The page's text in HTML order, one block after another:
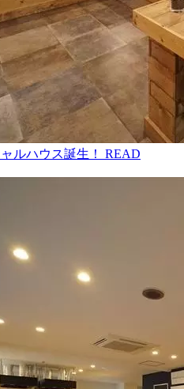
ルハウス誕生！
READ